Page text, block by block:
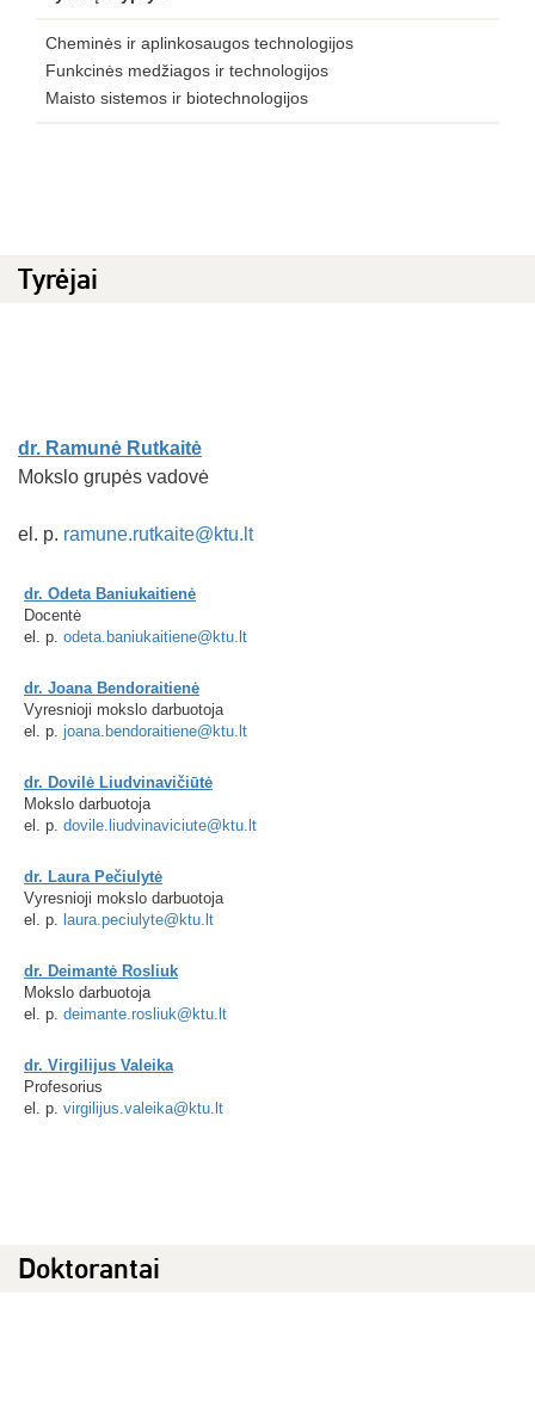
Cheminės ir aplinkosaugos technologijos
Funkcinės medžiagos ir technologijos
Maisto sistemos ir biotechnologijos
Tyrėjai
dr. Ramunė Rutkaitė
Mokslo grupės vadovė
el. p. ramune.rutkaite@ktu.lt
dr. Odeta Baniukaitienė
Docentė
el. p. odeta.baniukaitiene@ktu.lt
dr. Joana Bendoraitienė
Vyresnioji mokslo darbuotoja
el. p. joana.bendoraitiene@ktu.lt
dr. Dovilė Liudvinavičiūtė
Mokslo darbuotoja
el. p. dovile.liudvinaviciute@ktu.lt
dr. Laura Pečiulytė
Vyresnioji mokslo darbuotoja
el. p. laura.peciulyte@ktu.lt
dr. Deimantė Rosliuk
Mokslo darbuotoja
el. p. deimante.rosliuk@ktu.lt
dr. Virgilijus Valeika
Profesorius
el. p. virgilijus.valeika@ktu.lt
Doktorantai